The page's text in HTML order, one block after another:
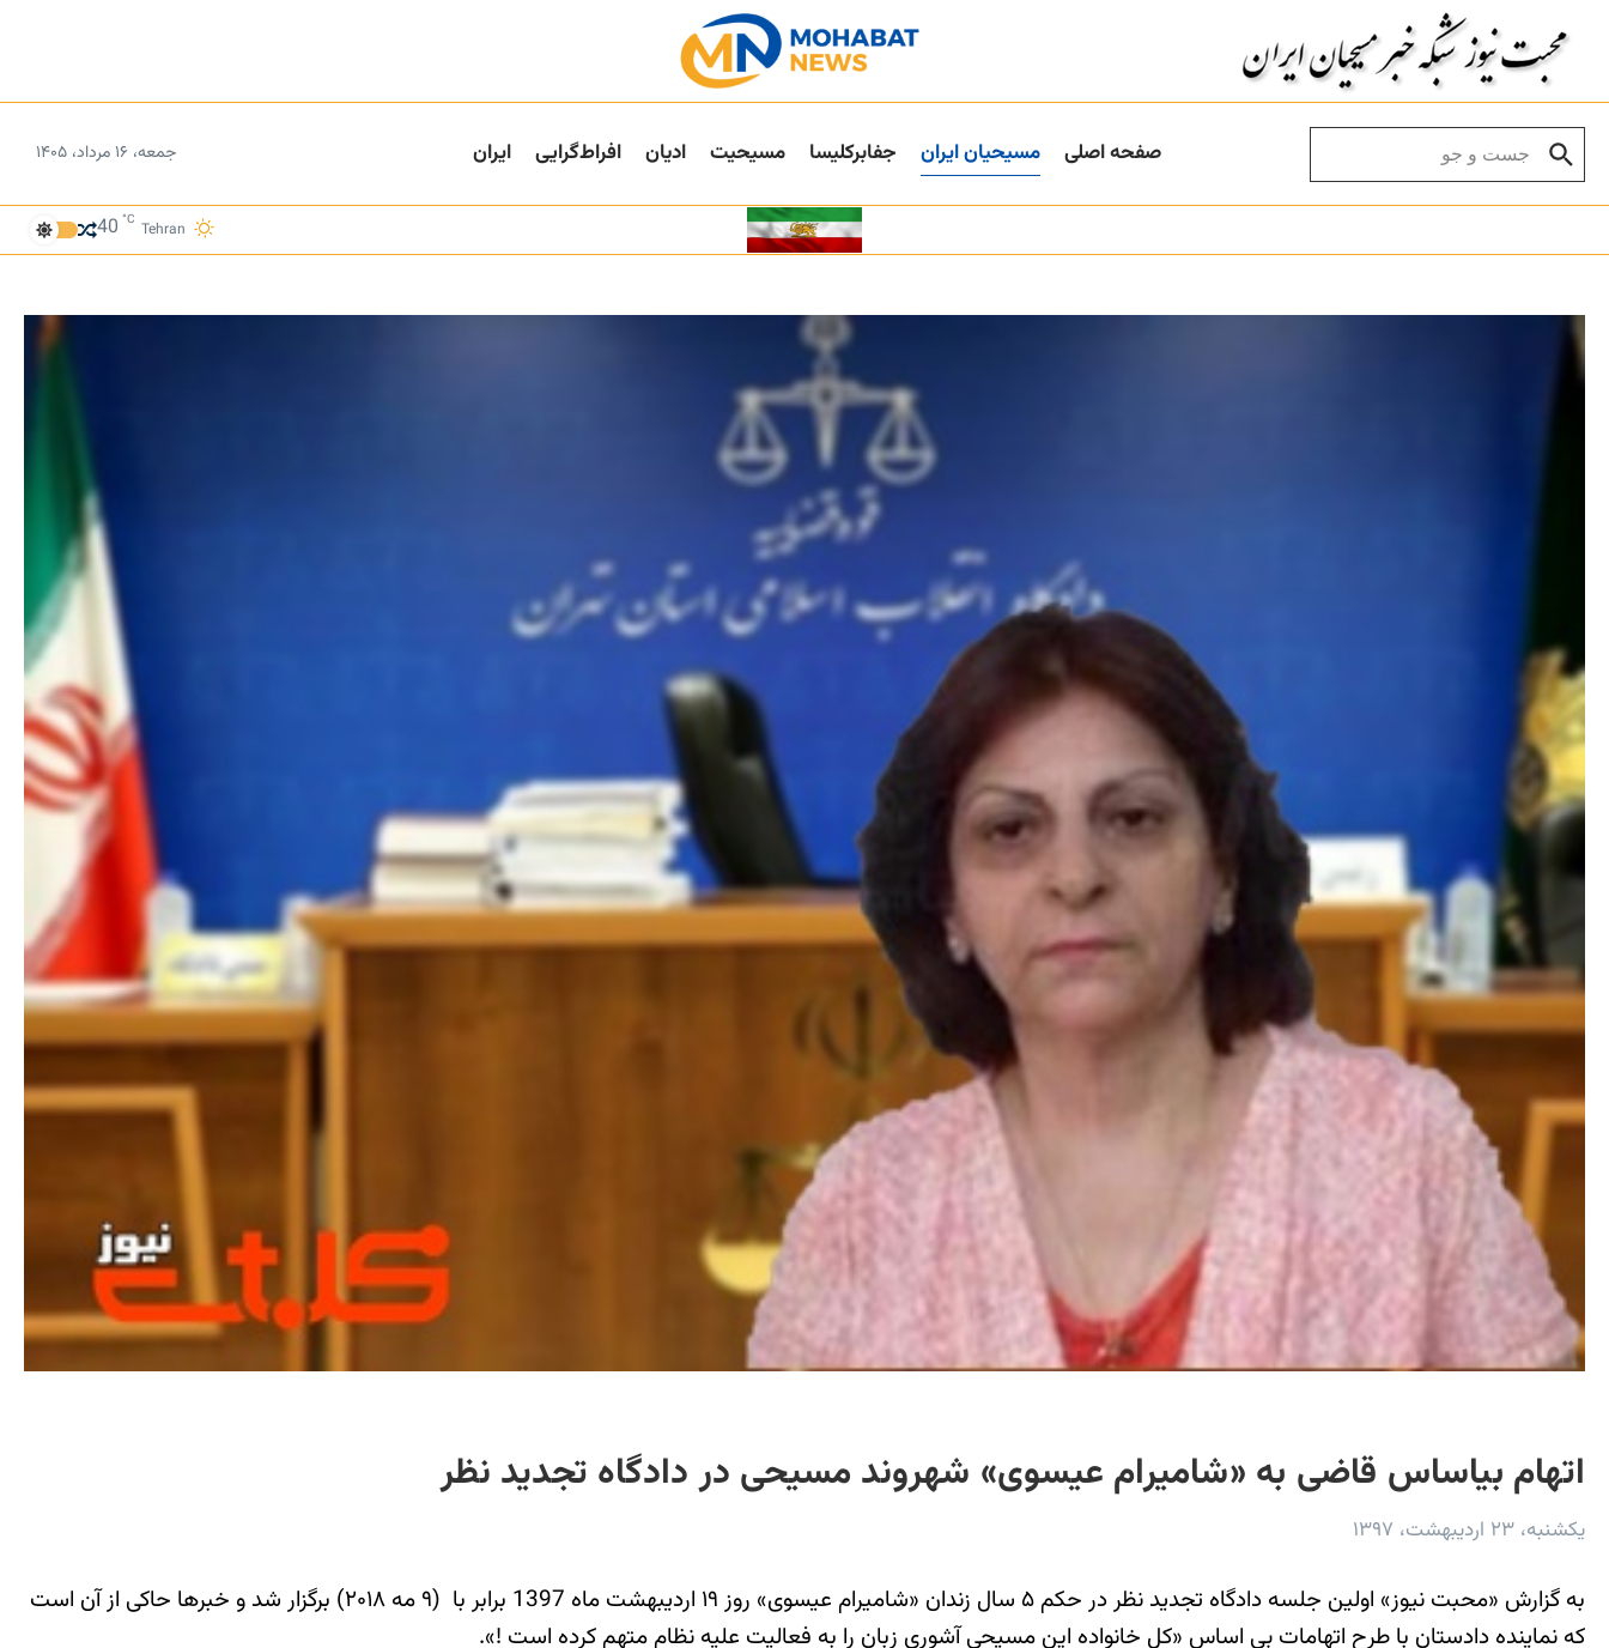
صفحه اصلی مسیحیان ایران جفا‌بر‌کلیسا مسیحیت ادیان افراط‌گرایی ایران جمعه، ۱۶ مرداد، ۱۴۰۵
Tehran
40 °C
اتهام بی‎اساس قاضی به «شامیرام عیسوی» شهروند مسیحی در دادگاه تجدید نظر
یکشنبه، ۲۳ اردیبهشت، ۱۳۹۷
به گزارش «محبت نیوز» اولین جلسه دادگاه تجدید نظر در حکم ۵ سال زندان «شامیرام عیسوی» روز ۱۹ اردیبهشت ماه 1397 برابر با (۹ مه ۲۰۱۸) برگزار شد و خبرها حاکی از آن است
که نماینده دادستان با طرح اتهامات بی اساس «کل خانواده این مسیحی آشوری‌ زبان را به فعالیت علیه نظام متهم کرده است !».